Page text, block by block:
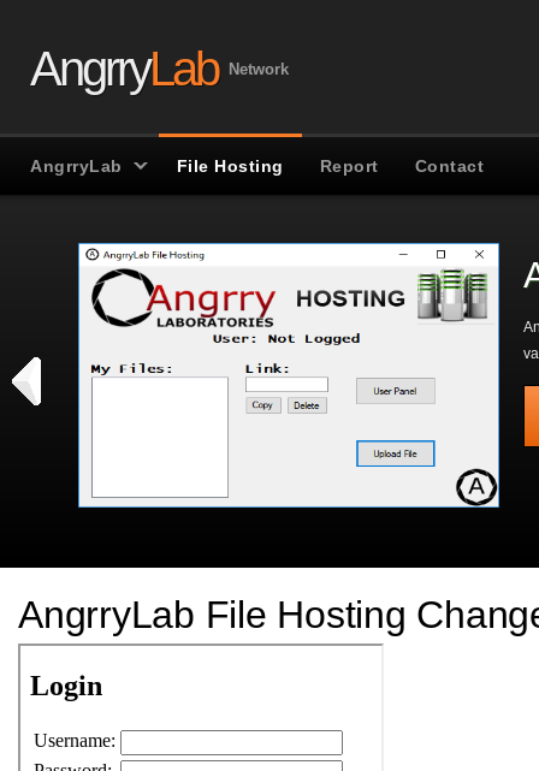
AngrryLab Network
AngrryLab File Hosting Report Contact
AngrryLab File Hosting